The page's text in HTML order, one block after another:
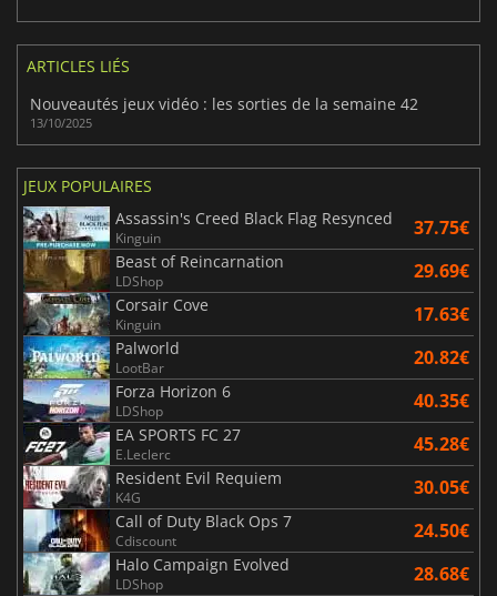
ARTICLES LIÉS
Nouveautés jeux vidéo : les sorties de la semaine 42
13/10/2025
JEUX POPULAIRES
Assassin's Creed Black Flag Resynced
Kinguin 37.75€
Beast of Reincarnation
LDShop 29.69€
Corsair Cove
Kinguin 17.63€
Palworld
LootBar 20.82€
Forza Horizon 6
LDShop 40.35€
EA SPORTS FC 27
E.Leclerc 45.28€
Resident Evil Requiem
K4G 30.05€
Call of Duty Black Ops 7
Cdiscount 24.50€
Halo Campaign Evolved
LDShop 28.68€